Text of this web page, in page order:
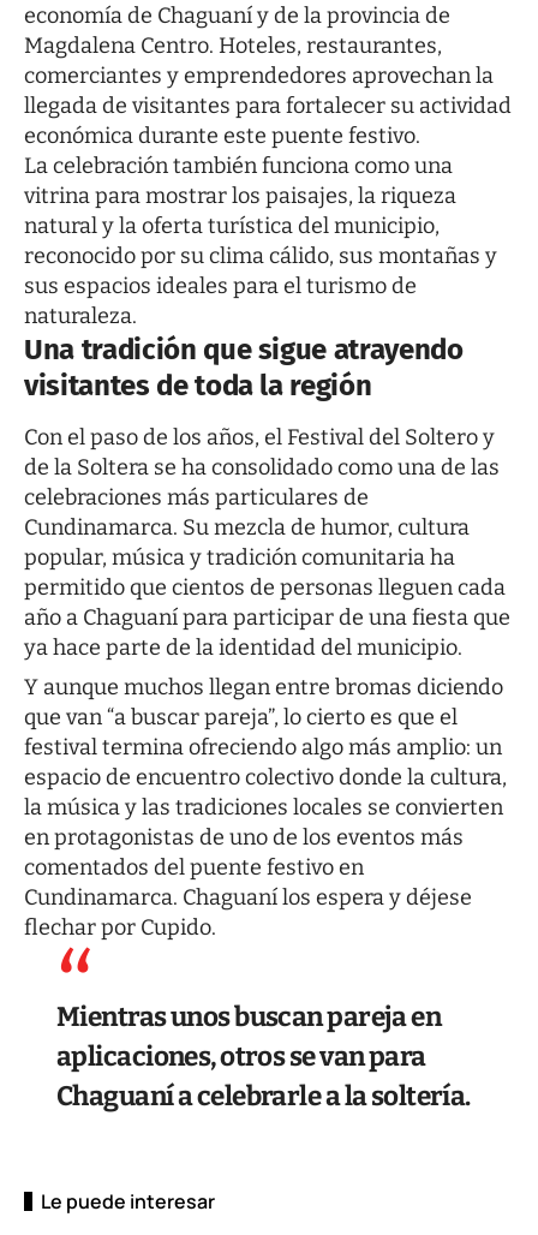
economía de Chaguaní y de la provincia de
Magdalena Centro. Hoteles, restaurantes,
comerciantes y emprendedores aprovechan la
llegada de visitantes para fortalecer su actividad
económica durante este puente festivo.
La celebración también funciona como una
vitrina para mostrar los paisajes, la riqueza
natural y la oferta turística del municipio,
reconocido por su clima cálido, sus montañas y
sus espacios ideales para el turismo de
naturaleza.
Una tradición que sigue atrayendo
visitantes de toda la región
Con el paso de los años, el Festival del Soltero y
de la Soltera se ha consolidado como una de las
celebraciones más particulares de
Cundinamarca. Su mezcla de humor, cultura
popular, música y tradición comunitaria ha
permitido que cientos de personas lleguen cada
año a Chaguaní para participar de una fiesta que
ya hace parte de la identidad del municipio.
Y aunque muchos llegan entre bromas diciendo
que van “a buscar pareja”, lo cierto es que el
festival termina ofreciendo algo más amplio: un
espacio de encuentro colectivo donde la cultura,
la música y las tradiciones locales se convierten
en protagonistas de uno de los eventos más
comentados del puente festivo en
Cundinamarca. Chaguaní los espera y déjese
flechar por Cupido.
Mientras unos buscan pareja en
aplicaciones, otros se van para
Chaguaní a celebrarle a la soltería.
Le puede interesar